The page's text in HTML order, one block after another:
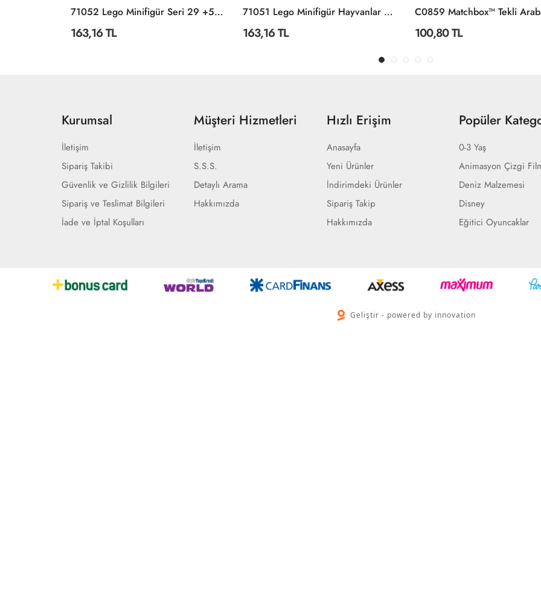
71052 Lego Minifigür Seri 29 +5 Yaş
163,16 TL
71051 Lego Minifigür Hayvanlar Seri 28 +5 Yaş
163,16 TL 100,80 TL
Kurumsal
İletişim
Sipariş Takibi
Güvenlik ve Gizlilik Bilgileri
Sipariş ve Teslimat Bilgileri
İade ve İptal Koşulları
Müşteri Hizmetleri
İletişim
S.S.S.
Detaylı Arama
Hakkımızda
Hızlı Erişim
Anasayfa
Yeni Ürünler
İndirimdeki Ürünler
Sipariş Takip
Hakkımızda
Popüler
0-3 Yaş
Animasyon Çizgi
Deniz Malzemesi
Disney
Eğitici Oyuncaklar
Geliştir - powered by innovation